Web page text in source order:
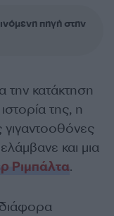
πηγή στην
την κατάκτηση
της, η
και μια
Ριμπάλτα.